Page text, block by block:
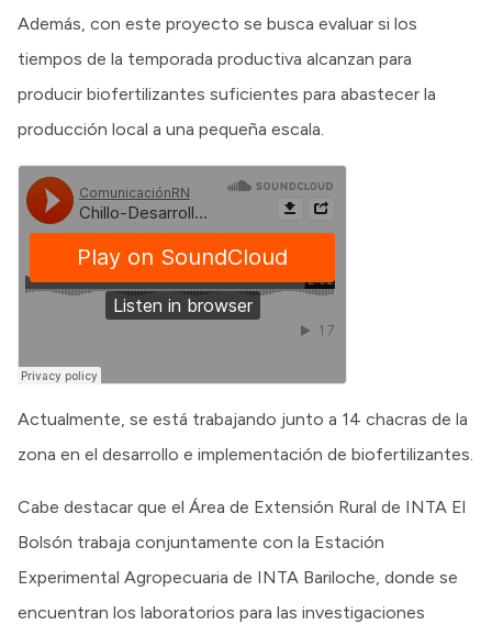
Además, con este proyecto se busca evaluar si los
tiempos de la temporada productiva alcanzan para
producir biofertilizantes suficientes para abastecer la
producción local a una pequeña escala.
Actualmente, se está trabajando junto a 14 chacras de la
zona en el desarrollo e implementación de biofertilizantes.
Cabe destacar que el Área de Extensión Rural de INTA El
Bolsón trabaja conjuntamente con la Estación
Experimental Agropecuaria de INTA Bariloche, donde se
encuentran los laboratorios para las investigaciones